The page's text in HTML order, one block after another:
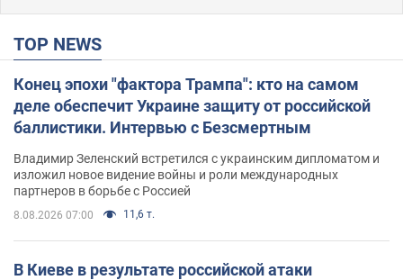
TOP NEWS
Конец эпохи "фактора Трампа": кто на самом
деле обеспечит Украине защиту от российской
баллистики. Интервью с Безсмертным
Владимир Зеленский встретился с украинским дипломатом и
изложил новое видение войны и роли международных
партнеров в борьбе с Россией
8.08.2026 07:00 11,6 т.
В Киеве в результате российской атаки